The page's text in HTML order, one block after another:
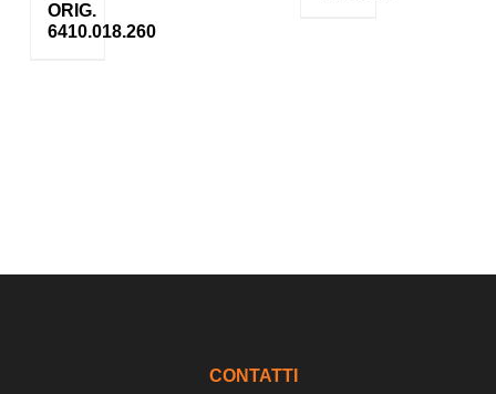
ORIG.
6410.018.260
CONTATTI